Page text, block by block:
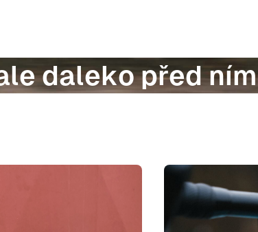
daleko před ním